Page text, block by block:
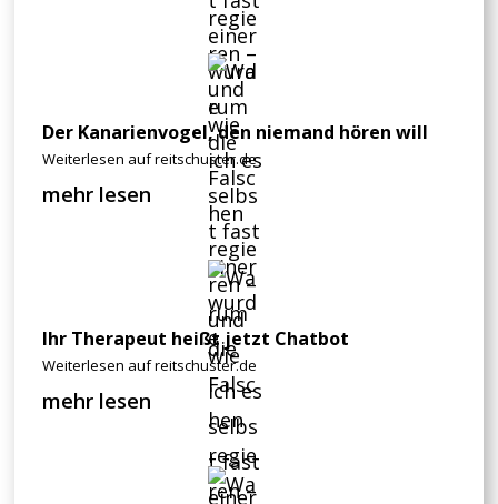
Der Kanarienvogel, den niemand hören will
Weiterlesen auf reitschuster.de
mehr lesen
Ihr Therapeut heißt jetzt Chatbot
Weiterlesen auf reitschuster.de
mehr lesen